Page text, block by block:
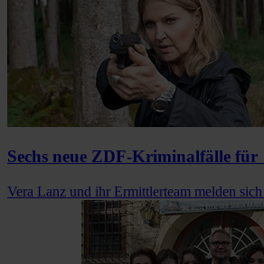
Sechs neue ZDF-Kriminalfälle
Vera Lanz und ihr Ermittlerteam melden